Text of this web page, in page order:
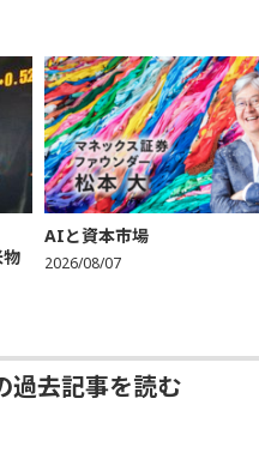
AIと資本市場
2026/08/07
過去記事を読む